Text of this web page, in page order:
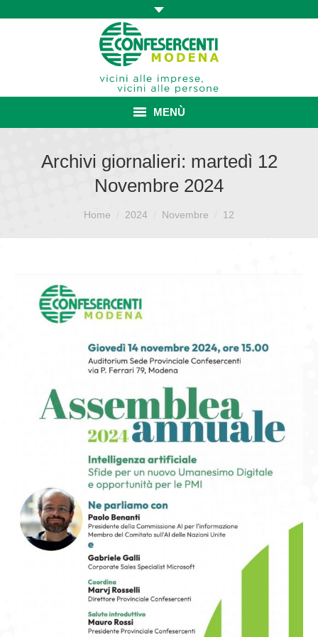
MENÙ
ASSOCIAZIONE
ISCRIZIONE E VANTAGGI
SERVIZI
GIOVEDÌ GASTRONOMICI
COMUNICATI E NEWS
CONTATTI
Archivi giornalieri: martedì 12
Novembre 2024
Home 2024 Novembre 12